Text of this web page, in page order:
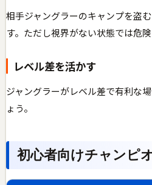
相手ジャングラーのキャンプを盗
す。ただし視界がない状態では危険
レベル差を活かす
ジャングラーがレベル差で有利な
ょう。
初心者向けチャンピ